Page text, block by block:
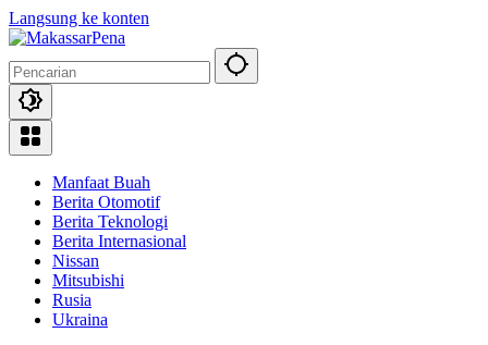
Langsung ke konten
Manfaat Buah
Berita Otomotif
Berita Teknologi
Berita Internasional
Nissan
Mitsubishi
Rusia
Ukraina